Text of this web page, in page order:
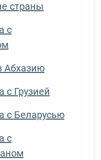
страны
с
Абхазию
с Грузией
с Беларусью
с